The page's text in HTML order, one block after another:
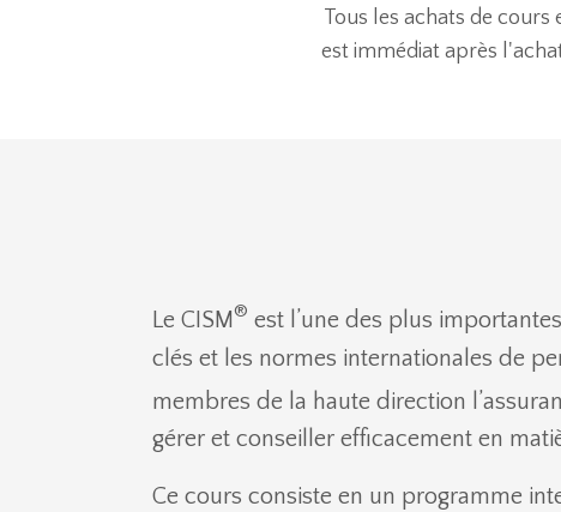
Tous les achats de
est immédiat après
Le CISM® est l’une des plus
clés et les normes internationales de
membres de la haute direction
gérer et conseiller efficacement en
Ce cours consiste en un programme